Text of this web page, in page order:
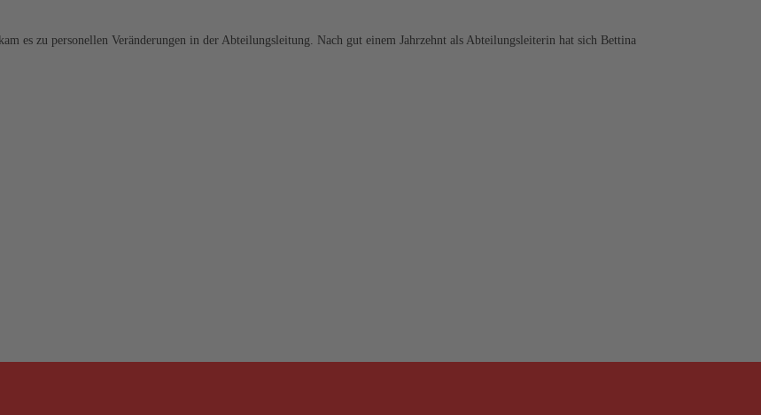
es zu personellen Veränderungen in der Abteilungsleitung. Nach gut einem Jahrzehnt als Abteilungsleiterin hat sich Bettina